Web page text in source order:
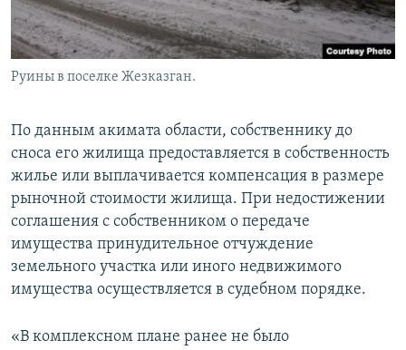
Руины в поселке Жезказган.
По данным акимата области, собственнику до
сноса его жилища предоставляется в собственность
жилье или выплачивается компенсация в размере
рыночной стоимости жилища. При недостижении
соглашения с собственником о передаче
имущества принудительное отчуждение
земельного участка или иного недвижимого
имущества осуществляется в судебном порядке.
«В комплексном плане ранее не было